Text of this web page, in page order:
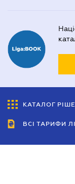
КАТАЛОГ
ВСІ ТАРИФИ